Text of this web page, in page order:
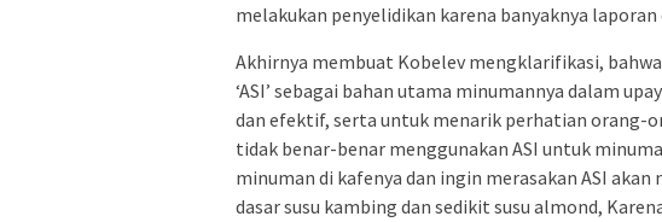
melakukan penyelidikan karena banyaknya
Akhirnya membuat Kobelev mengklarifikasi,
‘ASI’ sebagai bahan utama minumannya dalam
dan efektif, serta untuk menarik perhatian orang-
tidak benar-benar menggunakan ASI untuk
minuman di kafenya dan ingin merasakan ASI
dasar susu kambing dan sedikit susu almond,